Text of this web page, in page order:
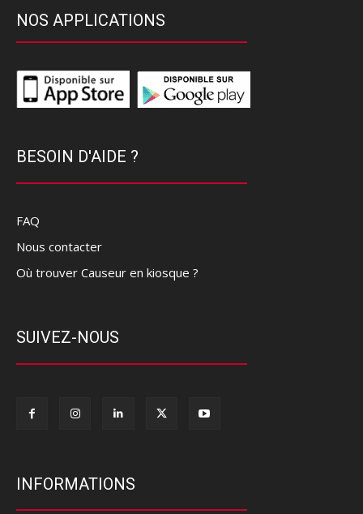
NOS APPLICATIONS
BESOIN D'AIDE ?
FAQ
Nous contacter
Où trouver Causeur en kiosque ?
SUIVEZ-NOUS
INFORMATIONS